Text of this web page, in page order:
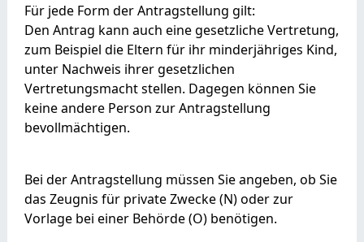
Für jede Form der Antragstellung gilt:
Den Antrag kann auch eine gesetzliche Vertretung,
zum Beispiel die Eltern für ihr minderjähriges Kind,
unter Nachweis ihrer gesetzlichen
Vertretungsmachtstellen. Dagegen können Sie
keine andere Person zur Antragstellung
bevollmächtigen.
Bei der Antragstellung müssen Sie angeben, ob Sie
das Zeugnis für private Zwecke (N) oder zur
Vorlage bei einer Behörde (O) benötigen.